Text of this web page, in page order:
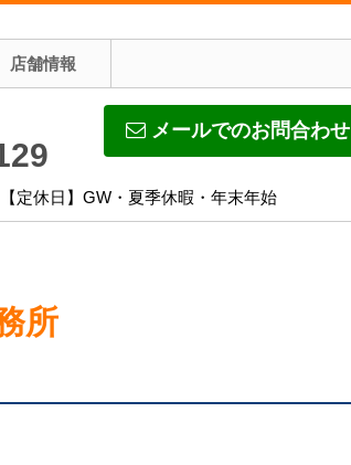
店舗情報
メールでのお問合わせ
【定休日】GW・夏季休暇・年末年始
所